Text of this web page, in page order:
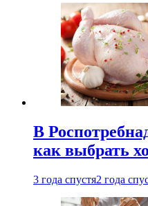
В
как выбрать
3 года спустя2 года